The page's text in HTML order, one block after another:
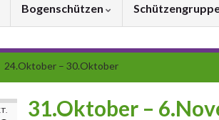
Bogenschützen
24.Oktober – 30.Oktober
31.Oktober –